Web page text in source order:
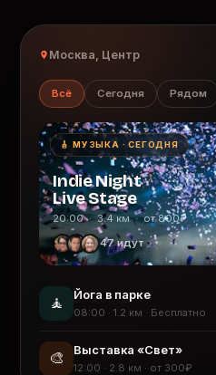
Москва, Центр
Всё Сегодня Рядом
🎸 МУЗЫКА · СЕГОДНЯ
Indie Night
Live Stage
20:00 · 3.4 км · от 800₽
47 идут
🧘 Йога в парке
08:00 · 1.2 км · Бесплатно
🎨 Выставка «Свет»
12:00 · 2.8 км · от 300₽